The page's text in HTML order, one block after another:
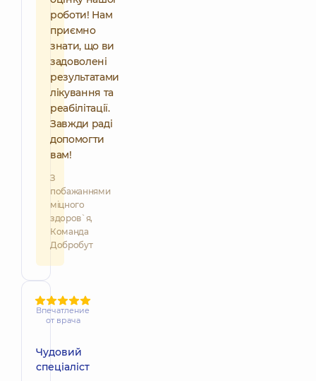
роботи! Нам
приємно
знати, що ви
задоволені
результатами
лікування та
реабілітації.
Завжди раді
допомогти
вам!
З
побажаннями
міцного
здоров`я,
Команда
Добробут
Впечатление
от врача
Чудовий
спеціаліст